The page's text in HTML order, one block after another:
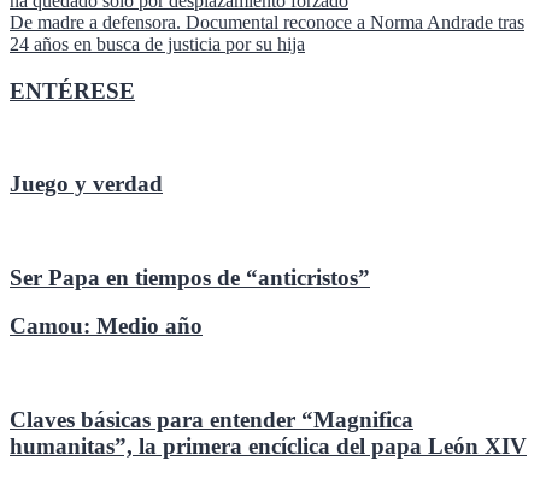
de
entradas
De madre a defensora. Documental reconoce a Norma Andrade tras
24 años en busca de justicia por su hija
ENTÉRESE
Juego y verdad
Ser Papa en tiempos de “anticristos”
Camou: Medio año
Claves básicas para entender “Magnifica
humanitas”, la primera encíclica del papa León XIV